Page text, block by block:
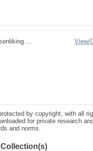
...
View/
by copyright, with all
for private research
and norms.